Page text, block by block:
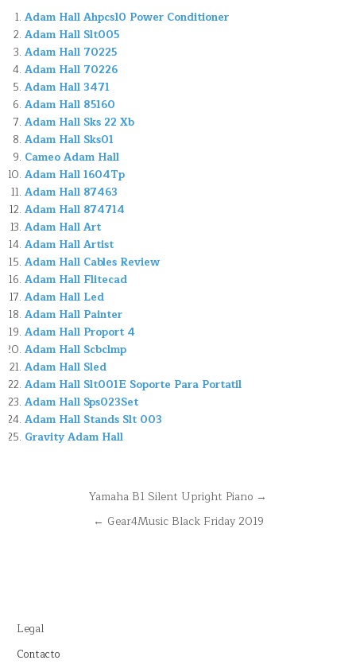
Adam Hall Ahpcs10 Power Conditioner
Adam Hall Slt005
Adam Hall 70225
Adam Hall 70226
Adam Hall 3471
Adam Hall 85160
Adam Hall Sks 22 Xb
Adam Hall Sks01
Cameo Adam Hall
Adam Hall 1604Tp
Adam Hall 87463
Adam Hall 874714
Adam Hall Art
Adam Hall Artist
Adam Hall Cables Review
Adam Hall Flitecad
Adam Hall Led
Adam Hall Painter
Adam Hall Proport 4
Adam Hall Scbclmp
Adam Hall Sled
Adam Hall Slt001E Soporte Para Portatil
Adam Hall Sps023Set
Adam Hall Stands Slt 003
Gravity Adam Hall
NavegaciónYamaha B1 Silent Upright Piano →
← Gear4Music Black Friday 2019
Legal
Contacto